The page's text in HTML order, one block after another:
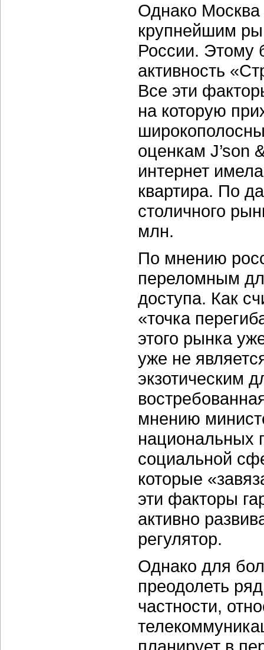
Однако Москва
крупнейшим
России. Этому
активность
Все эти
на которую
оценкам J’son
интернет
квартира. По
столичного
млн.
По мнению
переломным
доступа. Как
«точка
этого рынка
уже не
экзотическим
мнению
национальных
социальной
которые
эти факторы
активно
регулятор.
Однако для
преодолеть
частности,